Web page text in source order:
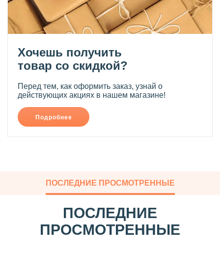
Хочешь получить
товар со скидкой?
Перед тем, как оформить заказ, узнай о
действующих акциях в нашем магазине!
Подробнее
ПОСЛЕДНИЕ ПРОСМОТРЕННЫЕ
ПОСЛЕДНИЕ
ПРОСМОТРЕННЫЕ